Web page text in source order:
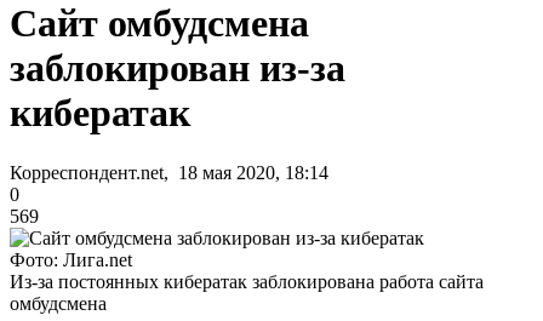
Сайт омбудсмена
заблокирован из-за
кибератак
Корреспондент.net, 18 мая 2020, 18:14
0
569
Фото: Лига.net
Из-за постоянных кибератак заблокирована работа сайта
омбудсмена